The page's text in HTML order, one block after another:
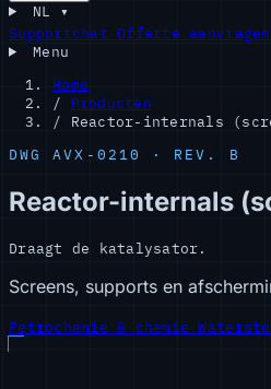
NL ▾
SupportchatOfferte aanvragen
Menu
Home
/
Producten
/
Reactor-internals
DWG AVX-0210 · REV. B
Reactor-internals
Draagt de katalysator.
Screens, supports en
Petrochemie & chemie